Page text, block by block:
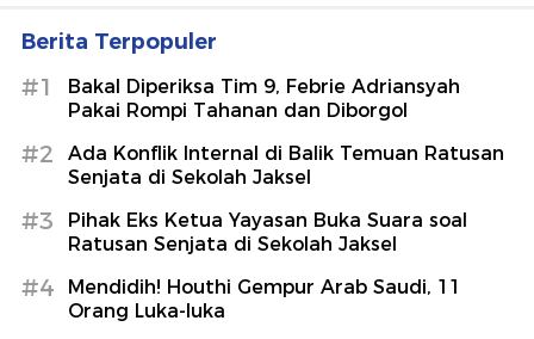
Berita Terpopuler
#1
Bakal Diperiksa Tim 9, Febrie Adriansyah
Pakai Rompi Tahanan dan Diborgol
#2
Ada Konflik Internal di Balik Temuan Ratusan
Senjata di Sekolah Jaksel
#3
Pihak Eks Ketua Yayasan Buka Suara soal
Ratusan Senjata di Sekolah Jaksel
#4
Mendidih! Houthi Gempur Arab Saudi, 11
Orang Luka-luka